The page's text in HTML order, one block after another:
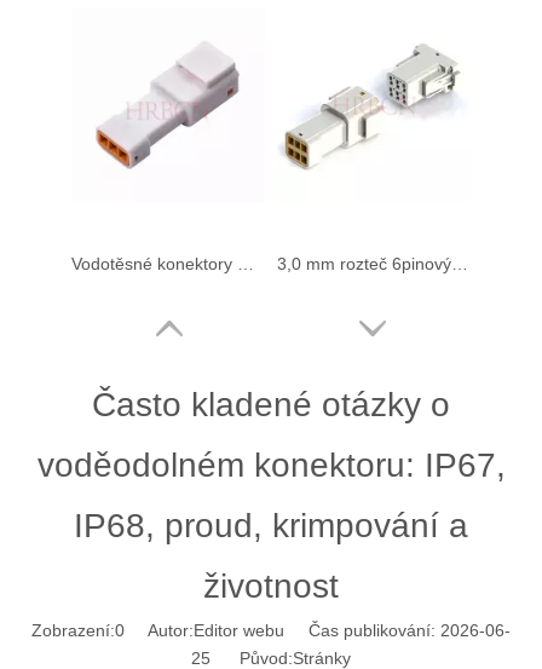
Často kladené otázky o
voděodolném konektoru: IP67,
IP68, proud, krimpování a
životnost
Zobrazení:0 Autor:Editor webu Čas publikování: 2026-06-
25 Původ:Stránky